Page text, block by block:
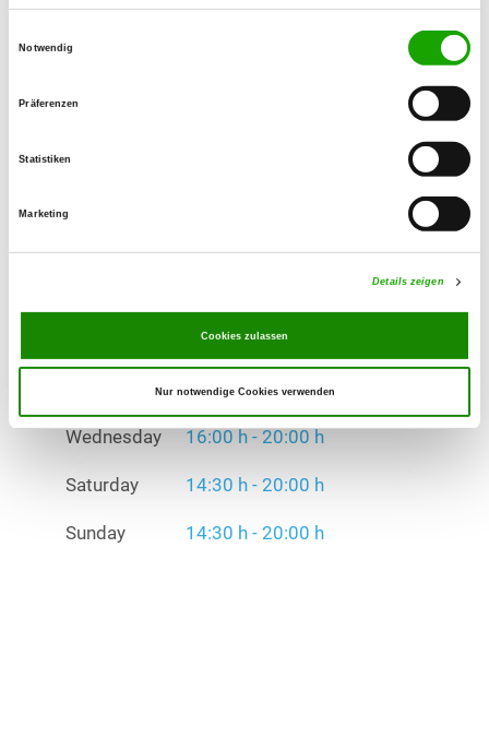
Notwendig
Präferenzen
Statistiken
Marketing
Details zeigen
Cookies zulassen
Nur notwendige Cookies verwenden
sbraamasti@gmail.com
Offer:
Erziehungskurse, Unterordnung,
Saturday 14:30 h - 20:00 h
Sunday 14:30 h - 20:00 h
Exercise times in winter:
Wednesday 16:00 h - 20:00 h
Saturday 14:30 h - 20:00 h
Sunday 14:30 h - 20:00 h